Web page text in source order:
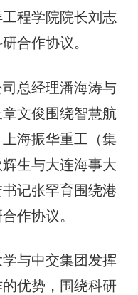
程学院院长刘志
合作协议。
总经理潘海涛与
文俊围绕智慧航
海振华重工（集
生与大连海事大
记张罕育围绕港
作协议。
与中交集团发挥
优势，围绕科研